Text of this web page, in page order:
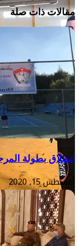
مقالات ذات صلة
انطلاق بطولة
أغسطس 15, 2020